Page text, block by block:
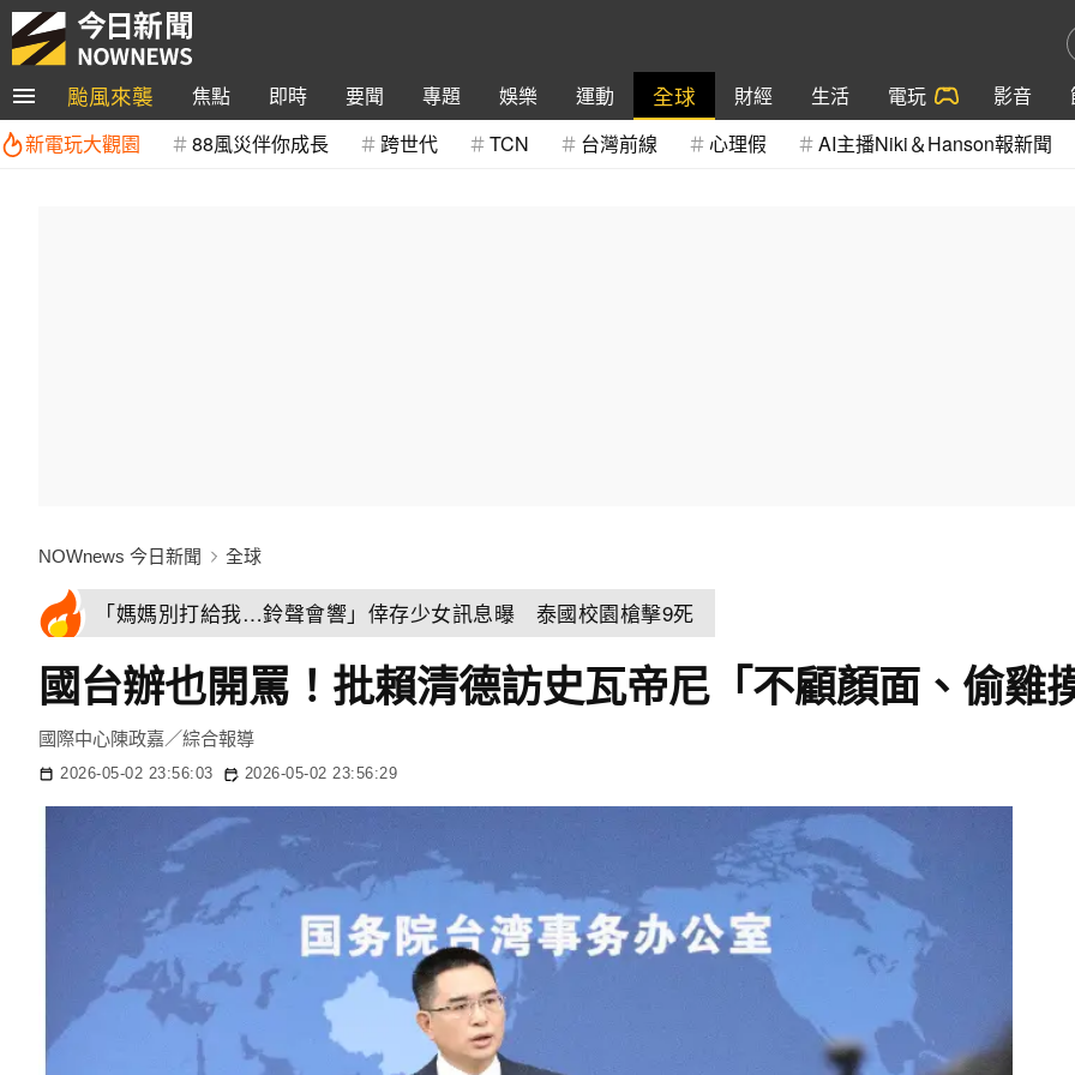
颱風來襲 焦點 即時 要聞 專題 娛樂 運動 全球 財經 生活 電玩 影音
新電玩大觀園
88風災伴你成長 跨世代 TCN 台灣前線 心理假 AI主播Niki＆Hanson報新聞
NOWnews 今日新聞 全球
「媽媽別打給我…鈴聲會響」倖存少女訊息曝 泰國校園槍擊9死
國台辦也開罵！批賴清德訪史瓦帝尼「不顧顏面、偷雞
國際中心陳政嘉／綜合報導
2026-05-02 23:56:03 2026-05-02 23:56:29